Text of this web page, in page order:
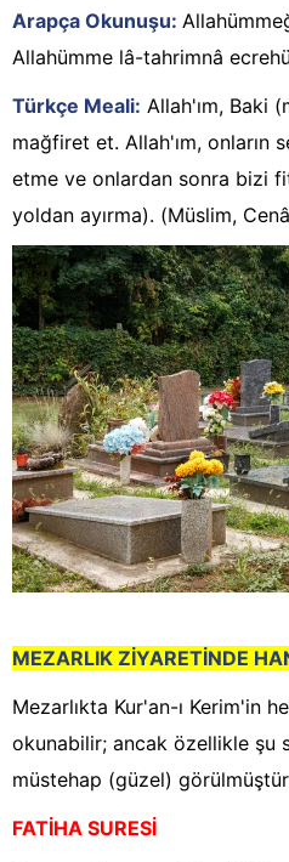
Arapça Okunuşu:
Allahümme lâ-tahrimnâ
Türkçe Meali: Allah'ım, Baki
mağfiret et. Allah'ım, onların
etme ve onlardan sonra bizi
yoldan ayırma). (Müslim,
MEZARLIK ZİYARETİNDE
Mezarlıkta Kur'an-ı Kerim'in
okunabilir; ancak özellikle şu
müstehap (güzel)
FATİHA SURESİ